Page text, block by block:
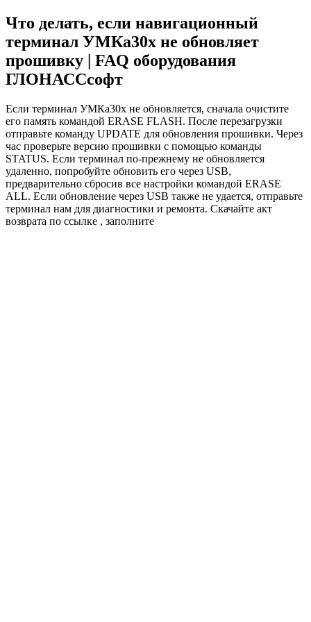
Что делать, если навигационный
терминал УМКа30х не обновляет
прошивку | FAQ оборудования
ГЛОНАССсофт
Если терминал УМКа30х не обновляется, сначала очистите
его память командой ERASE FLASH. После перезагрузки
отправьте команду UPDATE для обновления прошивки. Через
час проверьте версию прошивки с помощью команды
STATUS. Если терминал по-прежнему не обновляется
удаленно, попробуйте обновить его через USB,
предварительно сбросив все настройки командой ERASE
ALL. Если обновление через USB также не удается, отправьте
терминал нам для диагностики и ремонта. Скачайте акт
возврата по ссылке , заполните